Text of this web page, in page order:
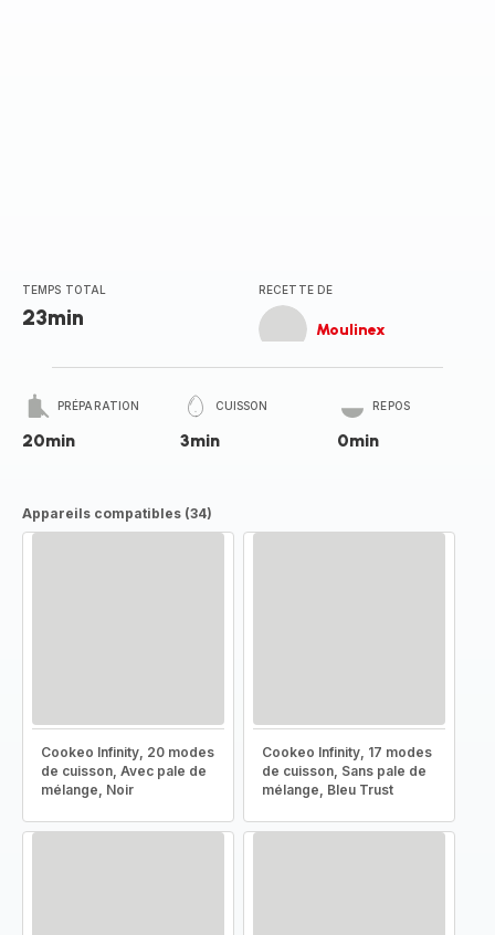
TEMPS TOTAL
23min
RECETTE DE
Moulinex
PRÉPARATION
20min
CUISSON
3min
REPOS
0min
Appareils compatibles (34)
Cookeo Infinity, 20 modes
de cuisson, Avec pale de
mélange, Noir
Cookeo Infinity, 17 modes
de cuisson, Sans pale de
mélange, Bleu Trust